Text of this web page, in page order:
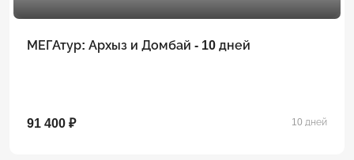
МЕГАтур: Архыз и Домбай - 10 дней
91 400 ₽ 10 дней